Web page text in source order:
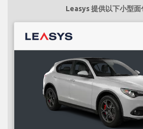
Leasys 提供以下小型面